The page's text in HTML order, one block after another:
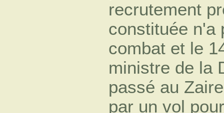
recrutement
constituée n'a
combat et le
ministre de la
passé au
par un vol